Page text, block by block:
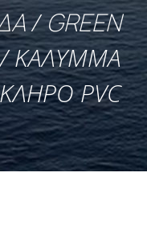
/GREEN
ΚΆΛΥΜΜΑ
PVC